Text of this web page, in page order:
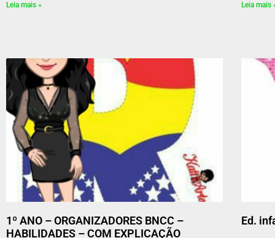
Leia mais » Leia mais
1º ANO – ORGANIZADORES BNCC –
HABILIDADES – COM EXPLICAÇÃO
Ed.